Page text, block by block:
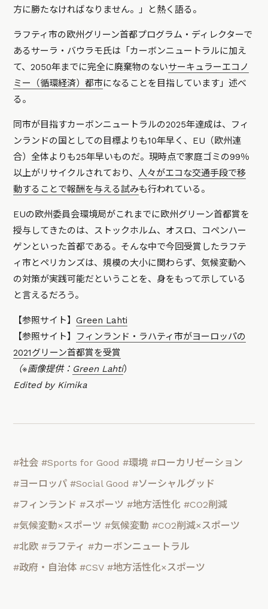
方に勝たなければなりません。」と熱く語る。
ラフティ市の欧州グリーン首都プログラム・ディレクターで
あるサーラ・バウラモ氏は「カーボンニュートラルに加え
て、2050年までに完全に廃棄物のないサーキュラーエコノ
ミー（循環経済）都市になることを目指しています」述べ
る。
同市が目指すカーボンニュートラルの2025年達成は、フィ
ンランドの国としての目標よりも10年早く、EU（欧州連
合）全体よりも25年早いものだ。現時点で家庭ゴミの99％
以上がリサイクルされており、 人々がエコな交通手段で移
動することで報酬を与える試みも行われている。
EUの欧州委員会環境局がこれまでに欧州グリーン首都賞を
授与してきたのは、ストックホルム、オスロ、コペンハー
ゲンといった首都である。そんな中で今回受賞したラフテ
ィ市とペリカンズは、規模の大小に関わらず、気候変動へ
の対策が実践可能だということを、身をもって示している
と言えるだろう。
【参照サイト】Green Lahti
【参照サイト】 フィンランド・ラハティ市がヨーロッパの
2021グリーン首都賞を受賞
（※画像提供： Green Lahti）
Edited by Kimika
#社会 #Sports for Good #環境 #ローカリゼーション
#ヨーロッパ #Social Good #ソーシャルグッド
#フィンランド #スポーツ #地方活性化 #CO2削減
#気候変動×スポーツ #気候変動 #CO2削減×スポーツ
#北欧 #ラフティ #カーボンニュートラル
#政府・自治体 #CSV #地方活性化×スポーツ